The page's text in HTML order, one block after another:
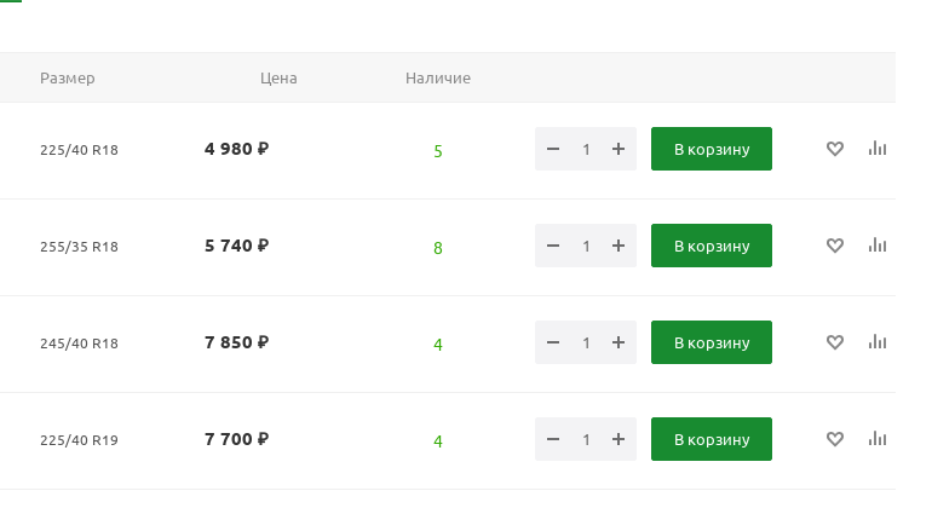
Размер Цена Наличие
225/40 R18 4 980 ₽ 5 В корзину
255/35 R18 5 740 ₽ 8 В корзину
245/40 R18 7 850 ₽ 4 В корзину
225/40 R19 7 700 ₽ 4 В корзину